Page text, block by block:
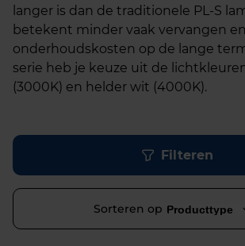
langer is dan de traditionele PL-S
betekent minder vaak vervangen
onderhoudskosten op de lange
serie heb je keuze uit de
(3000K) en helder wit (4000K).
Filteren
Sorteren op Producttype